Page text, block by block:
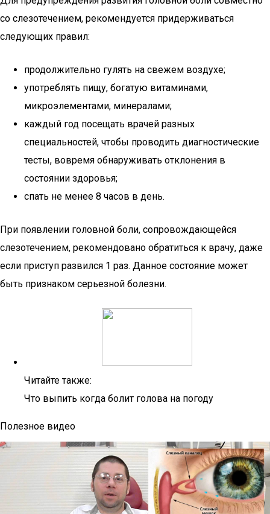
со слезотечением, рекомендуется придерживаться
следующих правил:
продолжительно гулять на свежем воздухе;
употреблять пищу, богатую витаминами,
микроэлементами, минералами;
каждый год посещать врачей разных
специальностей, чтобы проводить диагностические
тесты, вовремя обнаруживать отклонения в
состоянии здоровья;
спать не менее 8 часов в день.
При появлении головной боли, сопровождающейся
слезотечением, рекомендовано обратиться к врачу, даже
если приступ развился 1 раз. Данное состояние может
быть признаком серьезной болезни.
Читайте также:
Что выпить когда болит голова на погоду
Полезное видео